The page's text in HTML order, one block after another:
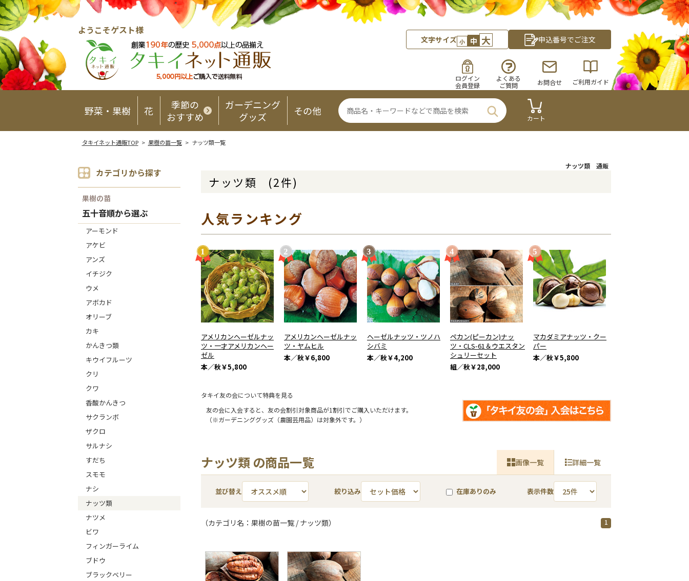
ようこそゲスト様
文字サイズ 小 中 大 申込番号でご注文
ログイン
会員登録
よくある
ご質問
お問合せ ご利用ガイド
野菜・果樹 花
季節の
おすすめ
ガーデニング
グッズ
その他
カート
タキイネット通販TOP> 果樹の苗一覧> ナッツ類一覧
カテゴリから探す
果樹の苗
五十音順から選ぶ
アーモンド
アケビ
アンズ
イチジク
ウメ
アボカド
オリーブ
カキ
かんきつ類
キウイフルーツ
クリ
クワ
香酸かんきつ
サクランボ
ザクロ
サルナシ
すだち
スモモ
ナシ
ナッツ類
ナツメ
ビワ
フィンガーライム
ブドウ
ブラックベリー
ナッツ類 通販
ナッツ類 (2件)
人気ランキング
アメリカンヘーゼルナッ
ツ・一才アメリカンヘー
ゼル
本／秋￥5,800
アメリカンヘーゼルナッ
ツ・ヤムヒル
本／秋￥6,800
ヘーゼルナッツ・ツノハ
シバミ
本／秋￥4,200
ペカン(ピーカン)ナッ
ツ・CLS-61＆ウエスタン
シュリーセット
組／秋￥28,000
マカダミアナッツ・クー
パー
本／秋￥5,800
タキイ友の会について特典を見る
友の会に入会すると、友の会割引対象商品が1割引でご購入いただけます。
（※ガーデニンググッズ（農園芸用品）は対象外です。）
ナッツ類 の商品一覧 画像一覧 詳細一覧
並び替え 絞り込み 在庫ありのみ 表示件数
（カテゴリ名：果樹の苗一覧 / ナッツ類） 1